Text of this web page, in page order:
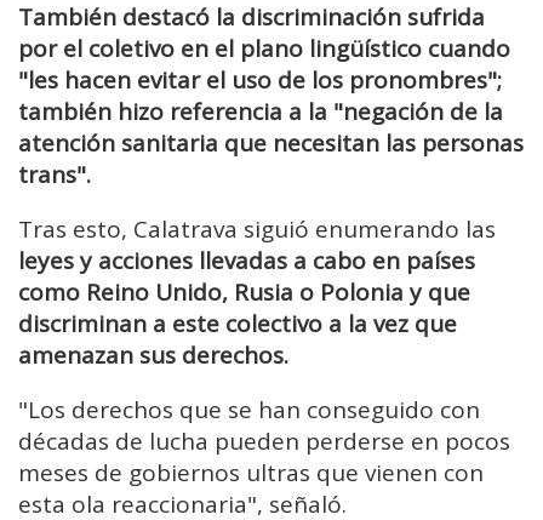
También destacó la discriminación sufrida
por el coletivo en el plano lingüístico cuando
"les hacen evitar el uso de los pronombres";
también hizo referencia a la "negación de la
atención sanitaria que necesitan las personas
trans".
Tras esto, Calatrava siguió enumerando las
leyes y acciones llevadas a cabo en países
como Reino Unido, Rusia o Polonia y que
discriminan a este colectivo a la vez que
amenazan sus derechos.
"Los derechos que se han conseguido con
décadas de lucha pueden perderse en pocos
meses de gobiernos ultras que vienen con
esta ola reaccionaria", señaló.